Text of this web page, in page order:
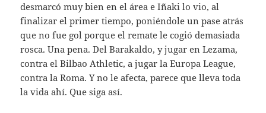
desmarcó muy bien en el área e Iñaki lo vio, al
finalizar el primer tiempo, poniéndole un pase atrás
que no fue gol porque el remate le cogió demasiada
rosca. Una pena. Del Barakaldo, y jugar en Lezama,
contra el Bilbao Athletic, a jugar la Europa League,
contra la Roma. Y no le afecta, parece que lleva toda
la vida ahí. Que siga así.